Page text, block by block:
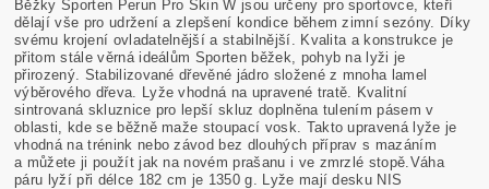
Běžky Sporten Perun Pro Skin W jsou určeny pro sportovce, kteří
dělají vše pro udržení a zlepšení kondice během zimní sezóny. Díky
svému krojení ovladatelnější a stabilnější. Kvalita a konstrukce je
přitom stále věrná ideálům Sporten běžek, pohyb na lyži je
přirozený. Stabilizované dřevěné jádro složené z mnoha lamel
výběrového dřeva. Lyže vhodná na upravené tratě. Kvalitní
sintrovaná skluznice pro lepší skluz doplněna tulením pásem v
oblasti, kde se běžně maže stoupací vosk. Takto upravená lyže je
vhodná na trénink nebo závod bez dlouhých příprav s mazáním
a můžete ji použít jak na novém prašanu i ve zmrzlé stopě.Váha
páru lyží při délce 182 cm je 1350 g. Lyže mají desku NIS